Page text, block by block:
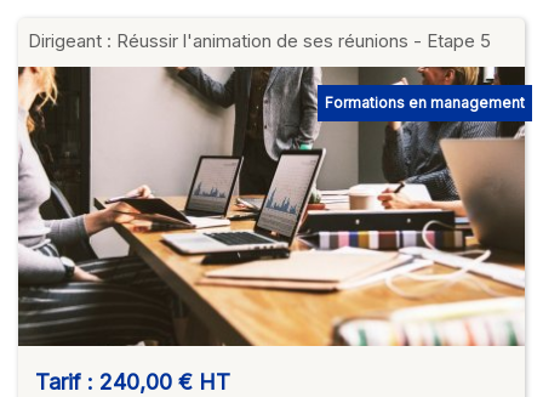
Dirigeant : Réussir l'animation de ses réunions - Etape 5
Formations en management
Tarif : 240,00 € HT